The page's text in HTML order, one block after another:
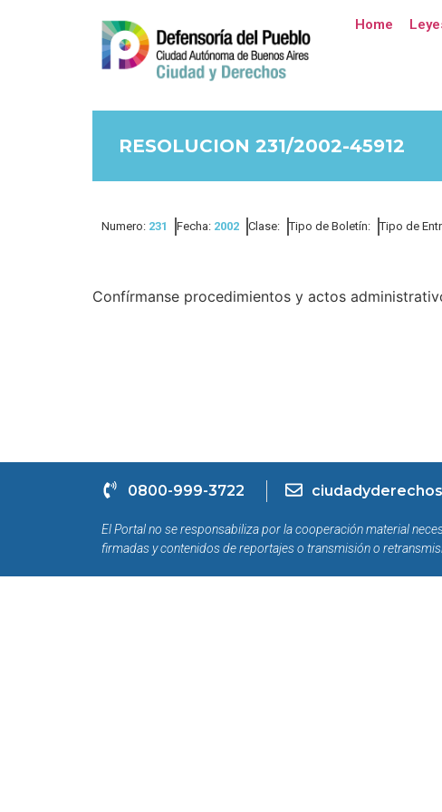
Home
RESOLUCION 231/2002-45912
Numero: 231 Fecha: 2002 Clase: Tipo de Boletín: Tipo de
Confírmanse procedimientos y actos
0800-999-3722
El Portal no se responsabiliza por la cooperación material
firmadas y contenidos de reportajes o transmisión o